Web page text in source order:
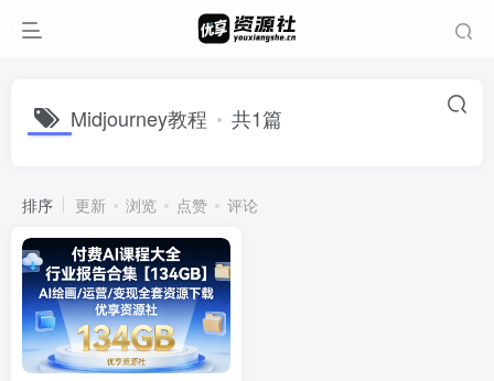
Midjourney教程 共1篇
排序 更新 浏览 点赞 评论